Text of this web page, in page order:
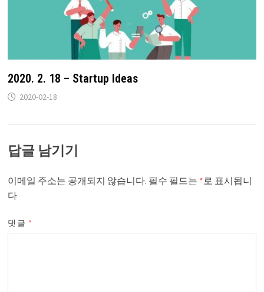
2020. 2. 18 – Startup Ideas
2020-02-18
답글 남기기
이메일 주소는 공개되지 않습니다. 필수 필드는 * 로 표시됩니
다
댓글 *